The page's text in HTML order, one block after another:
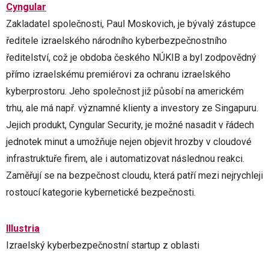
Cyngular
Zakladatel společnosti, Paul Moskovich, je bývalý zástupce
ředitele izraelského národního kyberbezpečnostního
ředitelství, což je obdoba českého NÚKIB a byl zodpovědný
přímo izraelskému premiérovi za ochranu izraelského
kyberprostoru. Jeho společnost již působí na americkém
trhu, ale má např. významné klienty a investory ze Singapuru.
Jejich produkt, Cyngular Security, je možné nasadit v řádech
jednotek minut a umožňuje nejen objevit hrozby v cloudové
infrastruktuře firem, ale i automatizovat následnou reakci.
Zaměřují se na bezpečnost cloudu, která patří mezi nejrychleji
rostoucí kategorie kybernetické bezpečnosti.
Illustria
Izraelský kyberbezpečnostní startup z oblasti